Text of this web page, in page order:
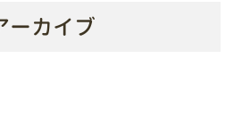
ーカイブ